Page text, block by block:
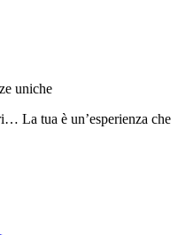
uniche
La tua è un’esperienza che